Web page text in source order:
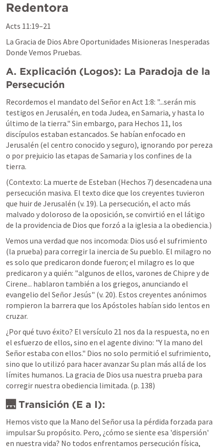
Redentora
Acts 11:19–21
La Gracia de Dios Abre Oportunidades Misioneras Inesperadas
Donde Vemos Pruebas.
A. Explicación (Logos): La Paradoja de la
Persecución
Recordemos el mandato del Señor en Act 1:8: "...serán mis
testigos en Jerusalén, en toda Judea, en Samaria, y hasta lo
último de la tierra." Sin embargo, para Hechos 11, los
discípulos estaban estancados. Se habían enfocado en
Jerusalén (el centro conocido y seguro), ignorando por pereza
o por prejuicio las etapas de Samaria y los confines de la
tierra.
(Contexto: La muerte de Esteban (Hechos 7) desencadena una
persecución masiva. El texto dice que los creyentes tuvieron
que huir de Jerusalén (v. 19). La persecución, el acto más
malvado y doloroso de la oposición, se convirtió en el látigo
de la providencia de Dios que forzó a la iglesia a la obediencia.)
Vemos una verdad que nos incomoda: Dios usó el sufrimiento
(la prueba) para corregir la inercia de Su pueblo. El milagro no
es solo que predicaron donde fueron; el milagro es lo que
predicaron y a quién: "algunos de ellos, varones de Chipre y de
Cirene... hablaron también a los griegos, anunciando el
evangelio del Señor Jesús" (v. 20). Estos creyentes anónimos
rompieron la barrera que los Apóstoles habían sido lentos en
cruzar.
¿Por qué tuvo éxito? El versículo 21 nos da la respuesta, no en
el esfuerzo de ellos, sino en el agente divino: "Y la mano del
Señor estaba con ellos." Dios no solo permitió el sufrimiento,
sino que lo utilizó para hacer avanzar Su plan más allá de los
límites humanos. La gracia de Dios usa nuestra prueba para
corregir nuestra obediencia limitada. (p. 138)
🌉 Transición (E a I):
Hemos visto que la Mano del Señor usa la pérdida forzada para
impulsar Su propósito. Pero, ¿cómo se siente esa 'dispersión'
en nuestra vida? No todos enfrentamos persecución física,